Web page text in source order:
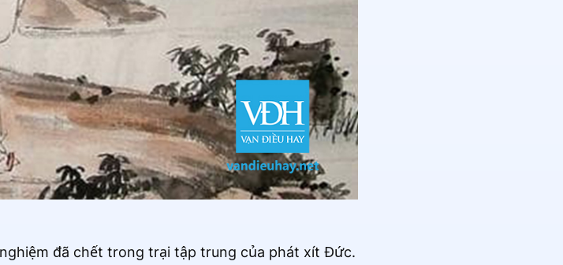
đã chết trong trại tập trung của phát xít Đức.